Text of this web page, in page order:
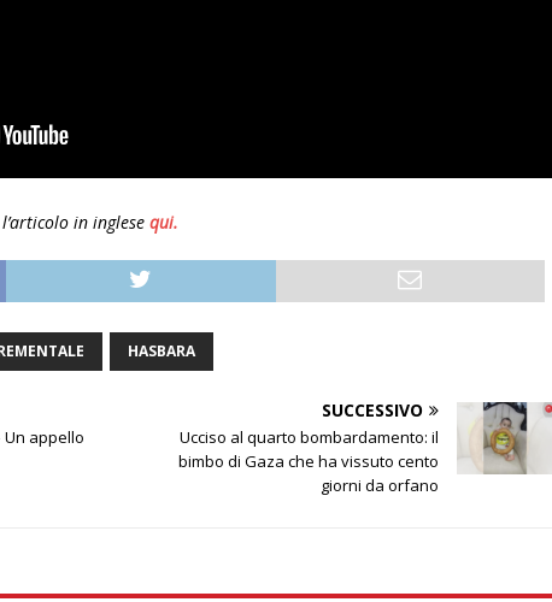
in inglese qui.
HASBARA
Un appello
SUCCESSIVO
Ucciso al quarto bombardamento: il
bimbo di Gaza che ha vissuto cento
giorni da orfano